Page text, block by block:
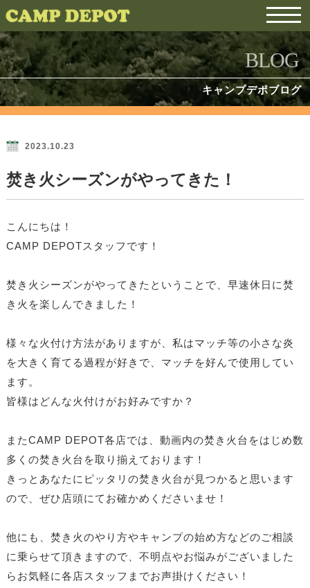
BLOG
キャンプデポブログ
2023.10.23
焚き火シーズンがやってきた！
こんにちは！
CAMP DEPOTスタッフです！
焚き火シーズンがやってきたということで、早速休日に焚
き火を楽しんできました！
様々な火付け方法がありますが、私はマッチ等の小さな炎
を大きく育てる過程が好きで、マッチを好んで使用してい
ます。
皆様はどんな火付けがお好みですか？
またCAMP DEPOT各店では、動画内の焚き火台をはじめ数
多くの焚き火台を取り揃えております！
きっとあなたにピッタリの焚き火台が見つかると思います
ので、ぜひ店頭にてお確かめくださいませ！
他にも、焚き火のやり方やキャンプの始め方などのご相談
に乗らせて頂きますので、不明点やお悩みがございました
らお気軽に各店スタッフまでお声掛けください！